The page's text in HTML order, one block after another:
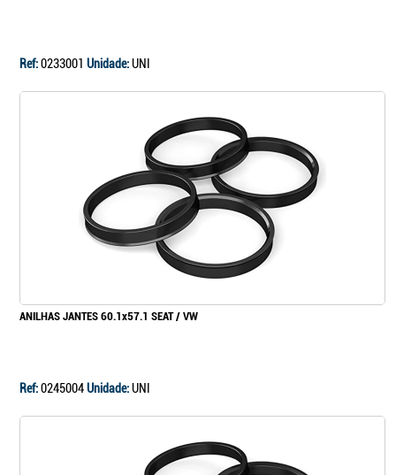
Ref:0233001 Unidade:UNI
ANILHAS JANTES 60.1x57.1 SEAT / VW
Ref:0245004Unidade:UNI